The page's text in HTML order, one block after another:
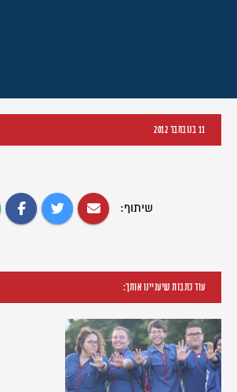
11 בנובמבר 2012
שיתוף:
עוד כתבות שיעניינו אותך: